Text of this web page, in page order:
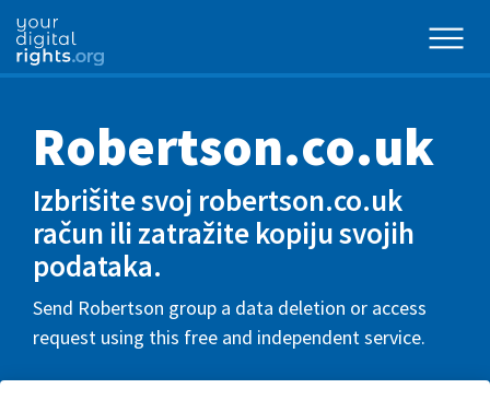
Robertson.co.uk
Izbrišite svoj robertson.co.uk
račun ili zatražite kopiju svojih
podataka.
Send Robertson group a data deletion or access
request using this free and independent service.